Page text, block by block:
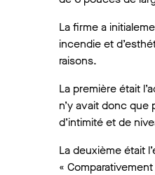
La firme a
incendie et
raisons.
La première était
n’y avait donc
d’intimité et de
La deuxième était
«